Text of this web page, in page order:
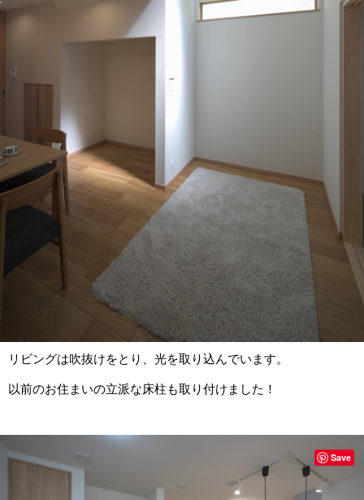
リビングは吹抜けをとり、光を取り込んでいます。
以前のお住まいの立派な床柱も取り付けました！
Save